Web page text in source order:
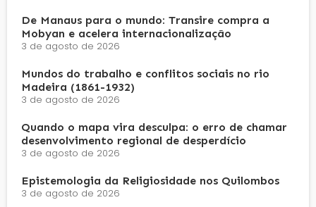
De Manaus para o mundo: Transire compra a
Mobyan e acelera internacionalização
3 de agosto de 2026
Mundos do trabalho e conflitos sociais no rio
Madeira (1861-1932)
3 de agosto de 2026
Quando o mapa vira desculpa: o erro de chamar
desenvolvimento regional de desperdício
3 de agosto de 2026
Epistemologia da Religiosidade nos Quilombos
3 de agosto de 2026